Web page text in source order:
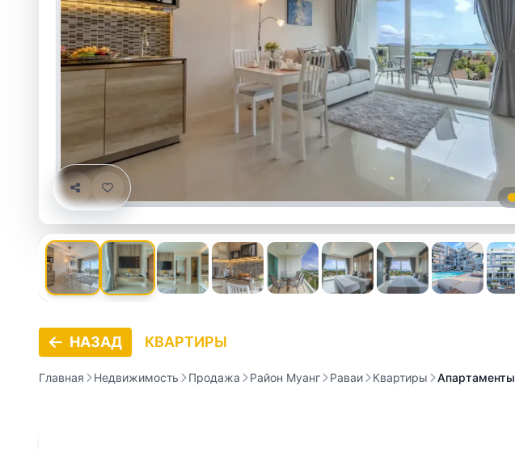
НАЗАД КВАРТИРЫ
Главная Недвижимость Продажа Район Муанг Раваи Квартиры